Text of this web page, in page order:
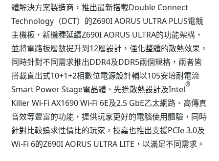
體解決方案製造商，推出最新搭載Double Connect
Technology（DCT）的Z690I AORUS ULTRA PLUS電競
主機板，新機種延續Z690I AORUS ULTRA的功能架構，
並將電路板層數提升到12層設計，強化整體的散熱效果，
同時針對不同需求推出DDR4及DDR5兩個規格，兩者皆
搭載直出式10+1+2相數位電源設計輔以105安培耐電流
Smart Power Stage電晶體、先進散熱設計及Intel®
Killer Wi-Fi AX1690 Wi-Fi 6E及2.5 GbE乙太網路、高傳真
音效等豐富的功能，提供玩家更好的電腦使用體驗，同時
針對比較追求性價比的玩家，技嘉也推出支援PCIe 3.0及
Wi-Fi 6的Z690I AORUS ULTRA LITE，以滿足不同需求。